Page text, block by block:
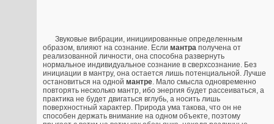
Звуковые вибрации, инициированные определенным
образом, влияют на сознание. Если мантра получена от
реализованной личности, она способна развернуть
нормальное индивидуальное сознание в сверхсознание. Без
инициации в мантру, она остается лишь потенциальной. Лучше
остановиться на одной мантре. Мало смысла одновременно
повторять несколько мантр, ибо энергия будет рассеиваться, а
практика не будет двигаться вглубь, а носить лишь
поверхностный характер. Природа ума такова, что он не
способен держать внимание на одном объекте, поэтому